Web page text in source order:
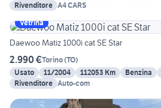
Rivenditore A4 CARS
Vetrina
Daewoo Matiz 1000i cat SE Star
2.990 €Torino(TO)
Usato
11/2004 112053 Km Benzina
Rivenditore Auto-com